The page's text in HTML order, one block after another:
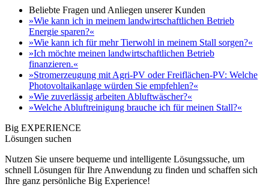
Beliebte Fragen und Anliegen unserer Kunden
»Wie kann ich in meinem landwirtschaftlichen Betrieb
Energie sparen?«
»Wie kann ich für mehr Tierwohl in meinem Stall sorgen?«
»Ich möchte meinen landwirtschaftlichen Betrieb
finanzieren.«
»Stromerzeugung mit Agri-PV oder Freiflächen-PV: Welche
Photovoltaikanlage würden Sie empfehlen?«
»Wie zuverlässig arbeiten Abluftwäscher?«
»Welche Abluftreinigung brauche ich für meinen Stall?«
Big EXPERIENCE
Lösungen suchen
Nutzen Sie unsere bequeme und intelligente Lösungssuche, um
schnell Lösungen für Ihre Anwendung zu finden und schaffen sich
Ihre ganz persönliche Big Experience!